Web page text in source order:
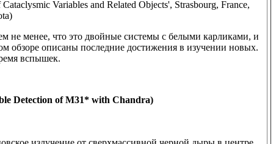
Variables and Related Objects', Strasbourg, France,
не менее, что это двойные системы с белыми карликами, и
обзоре описаны последние достижения в изучении новых.
вспышек.
Detection of M31* with Chandra)